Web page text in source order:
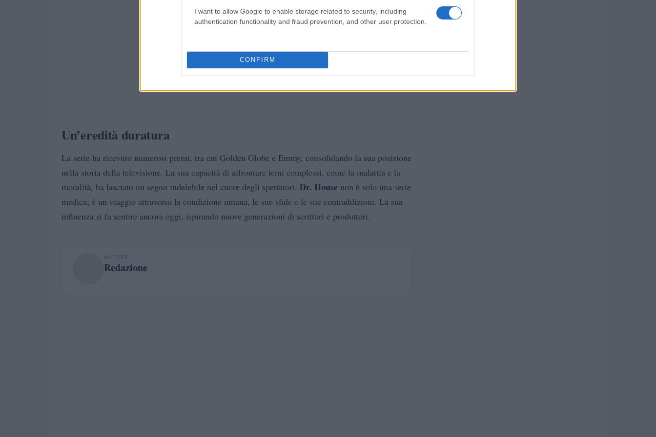
I want to allow Google to enable storage related to security, including
authentication functionality and fraud prevention, and other user protection.
CONFIRM
Un’eredità duratura
La serie ha ricevuto numerosi premi, tra cui Golden Globe e Emmy, consolidando la sua posizione
nella storia della televisione. La sua capacità di affrontare temi complessi, come la malattia e la
moralità, ha lasciato un segno indelebile nel cuore degli spettatori. Dr. House non è solo una serie
medica; è un viaggio attraverso la condizione umana, le sue sfide e le sue contraddizioni. La sua
influenza si fa sentire ancora oggi, ispirando nuove generazioni di scrittori e produttori.
AUTORE
Redazione